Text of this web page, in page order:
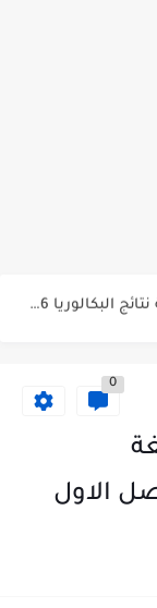
اختبار الدرس الثالث والرابع من الوحدة الأولى مع الحل في...
سلم تصحيح مادة اللغة العربية لشهادة التعليم الاساسي والاعدادية الشرعية...
دورة 2026
0
اللغة
الاول